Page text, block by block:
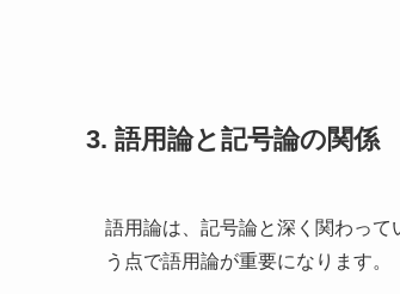
3. 語用論と記号論の関係
語用論は、記号論と深く関わって
う点で語用論が重要になります。